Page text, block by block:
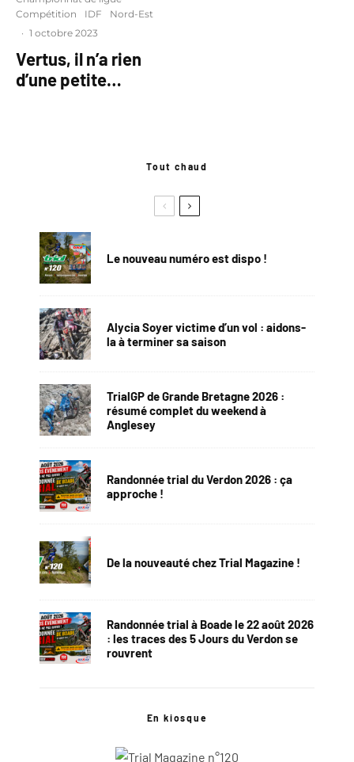
Compétition
IDF
Nord-Est
· 1 octobre 2023
Vertus, il n’a rien
d’une petite…
Tout chaud
Le nouveau numéro est dispo !
Alycia Soyer victime d’un vol : aidons-
la à terminer sa saison
TrialGP de Grande Bretagne 2026 :
résumé complet du weekend à
Anglesey
Randonnée trial du Verdon 2026 : ça
approche !
De la nouveauté chez Trial Magazine !
Randonnée trial à Boade le 22 août 2026
: les traces des 5 Jours du Verdon se
rouvrent
En kiosque